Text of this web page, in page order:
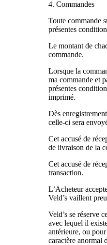
4. Commandes
Toute commande
présentes
Le montant de
commande.
Lorsque la
ma commande et
présentes
imprimé.
Dès
celle-ci sera
Cet accusé de
de livraison de la
Cet accusé de
transaction.
L’Acheteur
Veld’s vaillent
Veld’s se réserve
avec lequel il
antérieure, ou
caractère anormal